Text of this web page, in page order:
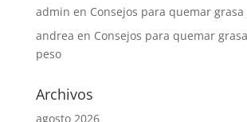
admin en Consejos para quemar
andrea en Consejos para quemar
peso
Archivos
agosto 2026